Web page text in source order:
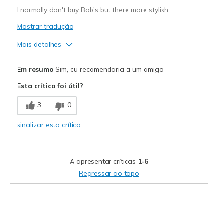
I normally don't buy Bob's but there more stylish.
Mostrar tradução
Mais detalhes
Love the colors bought 2
Stylish
Feels true to width
Sizing
Feels true to size
View On Shoes
I'm Really Into Shoes
Em resumo Sim, eu recomendaria a um amigo
Esta crítica foi útil?
3 0
sinalizar esta crítica
A apresentar críticas 1-6
Regressar ao topo